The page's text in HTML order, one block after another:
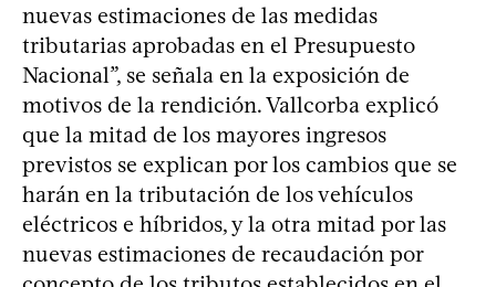
nuevas estimaciones de las medidas
tributarias aprobadas en el Presupuesto
Nacional”, se señala en la exposición de
motivos de la rendición. Vallcorba explicó
que la mitad de los mayores ingresos
previstos se explican por los cambios que se
harán en la tributación de los vehículos
eléctricos e híbridos, y la otra mitad por las
nuevas estimaciones de recaudación por